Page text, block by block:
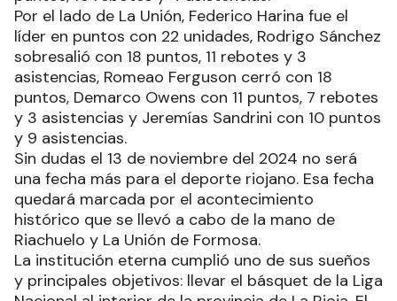
Por el lado de La Unión, Federico Harina fue el
líder en puntos con 22 unidades, Rodrigo Sánchez
sobresalió con 18 puntos, 11 rebotes y 3
asistencias, Romeao Ferguson cerró con 18
puntos, Demarco Owens con 11 puntos, 7 rebotes
y 3 asistencias y Jeremías Sandrini con 10 puntos
y 9 asistencias.
Sin dudas el 13 de noviembre del 2024 no será
una fecha más para el deporte riojano. Esa fecha
quedará marcada por el acontecimiento
histórico que se llevó a cabo de la mano de
Riachuelo y La Unión de Formosa.
La institución eterna cumplió uno de sus sueños
y principales objetivos: llevar el básquet de la Liga